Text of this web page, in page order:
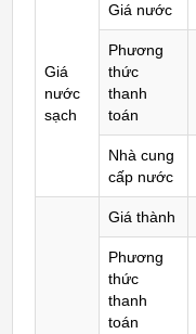
Giá
nước
sạch
Giá nước
Phương
thức
thanh
toán
Nhà cung
cấp nước
Giá thành
Phương
thức
thanh
toán